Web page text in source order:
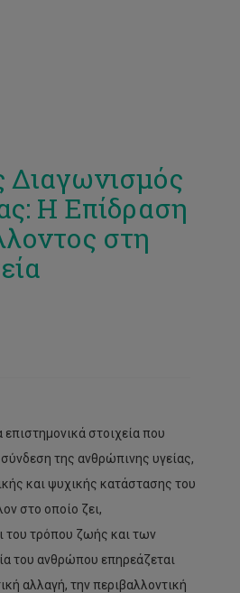
Διαγωνισμός
Η Επίδραση
στη
επιστημονικά στοιχεία που
της ανθρώπινης υγείας,
και ψυχικής κατάστασης του
στο οποίο ζει,
του τρόπου ζωής και των
του ανθρώπου επηρεάζεται
αλλαγή, την περιβαλλοντική